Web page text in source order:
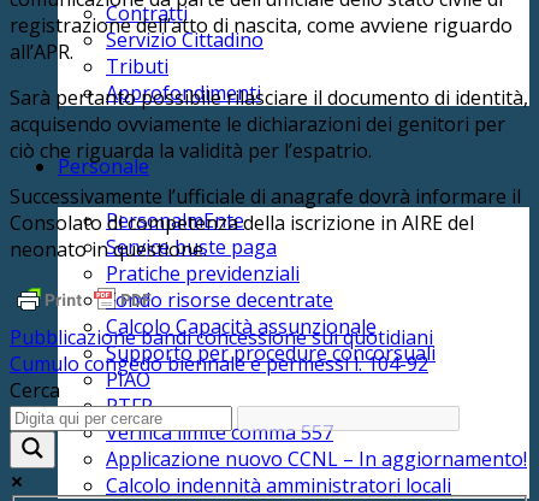
Contratti
Servizio Cittadino
Tributi
Approfondimenti
Personale
PersonalmEnte
Service buste paga
Pratiche previdenziali
Fondo risorse decentrate
Calcolo Capacità assunzionale
Supporto per procedure concorsuali
PIAO
PTFP
Verifica limite comma 557
Applicazione nuovo CCNL – In aggiornamento!
Calcolo indennità amministratori locali
registrazione dell’atto di nascita, come avviene riguardo
all’APR.
Sarà pertanto possibile rilasciare il documento di identità,
acquisendo ovviamente le dichiarazioni dei genitori per
ciò che riguarda la validità per l’espatrio.
Successivamente l’ufficiale di anagrafe dovrà informare il
Consolato di competenza della iscrizione in AIRE del
neonato in questione.
Pubblicazione bandi concessione sui quotidiani
Cumulo congedo biennale e permessi l. 104-92
Cerca